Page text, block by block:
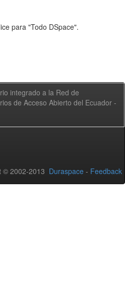
para "Todo DSpace".
integrado a la Red de
de Acceso Abierto del Ecuador -
© 2002-2013 Duraspace - Feedback